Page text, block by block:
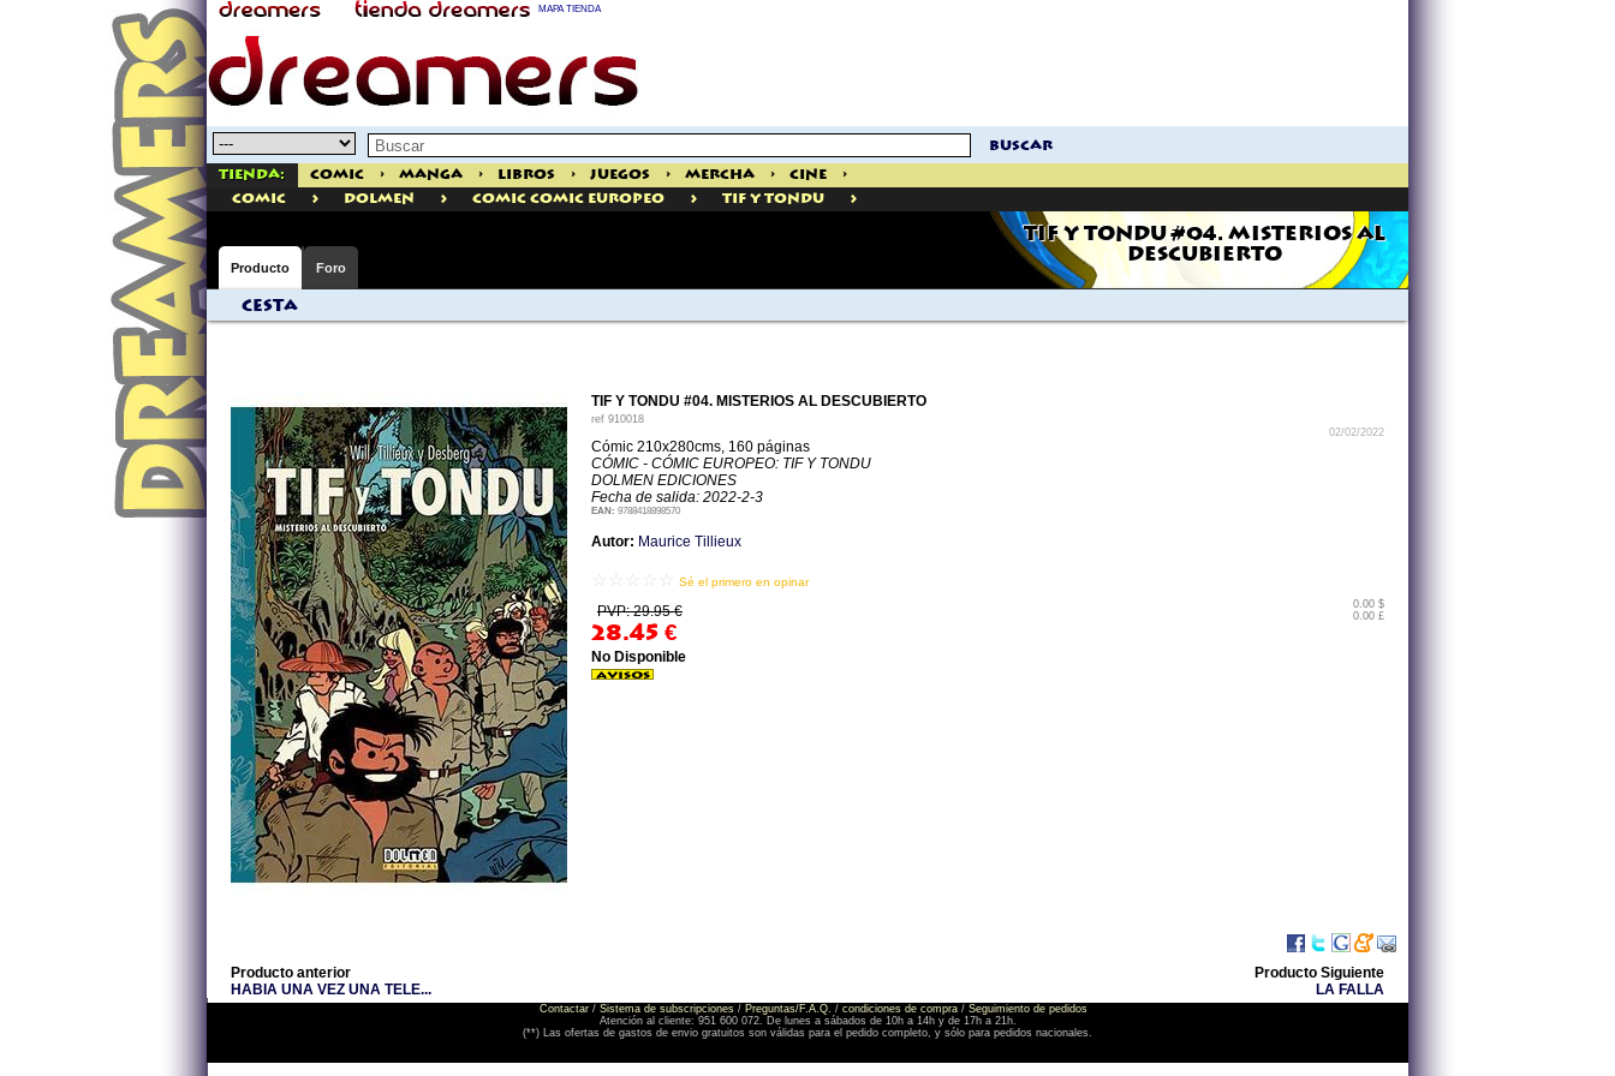
MAPA TIENDA
buscar
Tienda: Comic > Manga > Libros > Juegos > Mercha > Cine
>
comic
> Dolmen > Comic Comic Europeo > Tif Y Tondu >
TIF Y TONDU #04. MISTERIOS AL
DESCUBIERTO
Producto Foro
Cesta
TIF Y TONDU #04. MISTERIOS AL DESCUBIERTO
ref 910018
02/02/2022
Cómic 210x280cms, 160 páginas
CÓMIC - CÓMIC EUROPEO: TIF Y TONDU
DOLMEN EDICIONES
Fecha de salida: 2022-2-3
EAN: 9788418898570
Autor: Maurice Tillieux
Sé el primero en opinar
PVP: 29.95 €
28.45 €
0.00 $
0.00 £
No Disponible
Producto anterior
HABIA UNA VEZ UNA TELE...
Producto Siguiente
LA FALLA
Contactar / Sistema de subscripciones / Preguntas/F.A.Q. / condiciones de compra / Seguimiento de pedidos
Atención al cliente: 951 600 072. De lunes a sábados de 10h a 14h y de 17h a 21h.
(**) Las ofertas de gastos de envio gratuitos son válidas para el pedido completo, y sólo para pedidos nacionales.